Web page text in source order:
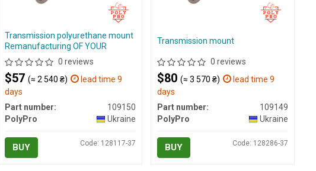
Transmission polyurethane mount
Remanufacturing OF YOUR
0 reviews
$57 (≈ 2 540 ₴)
lead time 9
days
Part number:
109150
PolyPro
Ukraine
BUY Code: 128117-37
Transmission mount
0 reviews
$80 (≈ 3 570 ₴)
lead time 9
days
Part number:
109149
PolyPro
Ukraine
BUY Code: 128286-37